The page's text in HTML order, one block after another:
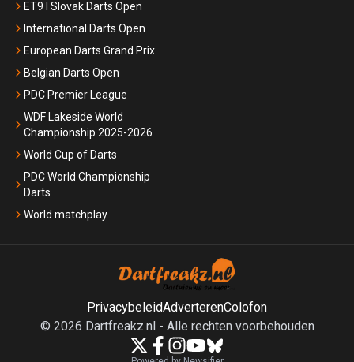
ET9 I Slovak Darts Open
International Darts Open
European Darts Grand Prix
Belgian Darts Open
PDC Premier League
WDF Lakeside World
Championship 2025-2026
World Cup of Darts
PDC World Championship
Darts
World matchplay
PrivacybeleidAdverterenColofon
© 2026 Dartfreakz.nl- Alle rechten voorbehouden